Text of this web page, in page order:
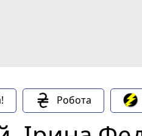
Робота